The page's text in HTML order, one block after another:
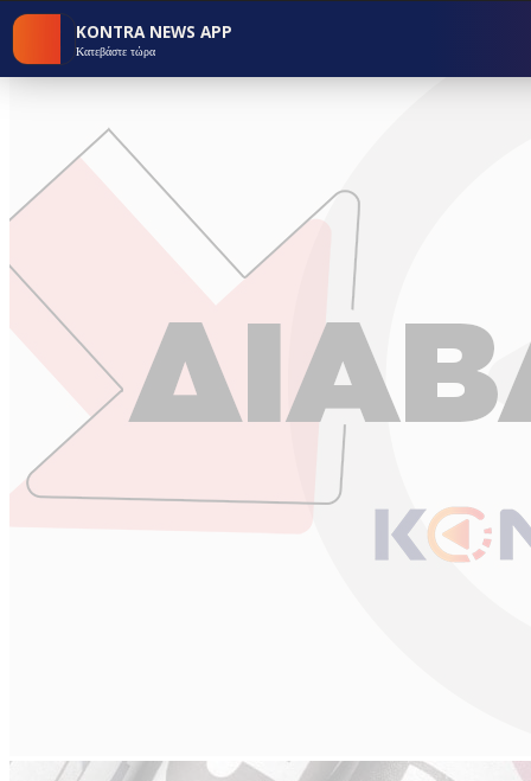
KONTRA NEWS APP
Κατεβάστε τώρα